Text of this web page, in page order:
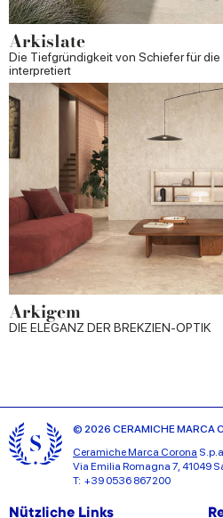
Arkislate
Die Tiefgründigkeit von Schiefer für
interpretiert
Arkigem
DIE ELEGANZ DER BREKZIEN-OPTIK
© 2026 CERAMICHE MARCA
Ceramiche Marca Corona
Via Emilia Romagna 7, 41049
T: +39 0536 867200
Nützliche Links